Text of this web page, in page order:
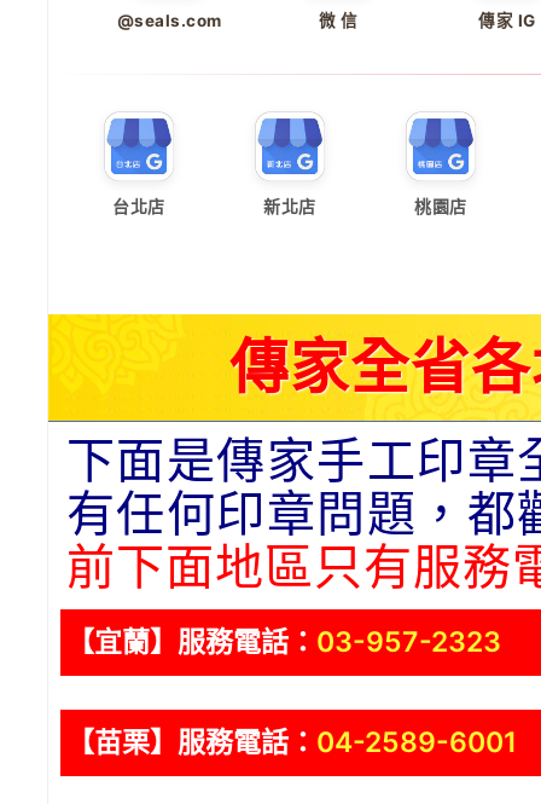
@seals.com 微 信 傳家 IG
台北店 新北店 桃園店
傳家全省
下面是傳家手工印章
有任何印章問題，都
前下面地區只有服務
【宜蘭】服務電話： 03-957-2323
【苗栗】服務電話： 04-2589-6001